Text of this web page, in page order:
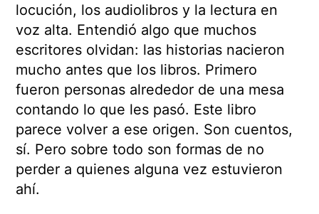
locución, los audiolibros y la lectura en
voz alta. Entendió algo que muchos
escritores olvidan: las historias nacieron
mucho antes que los libros. Primero
fueron personas alrededor de una mesa
contando lo que les pasó. Este libro
parece volver a ese origen. Son cuentos,
sí. Pero sobre todo son formas de no
perder a quienes alguna vez estuvieron
ahí.